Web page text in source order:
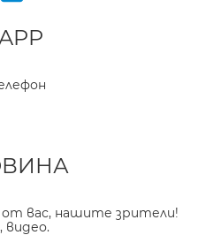
вас, нашите зрители!